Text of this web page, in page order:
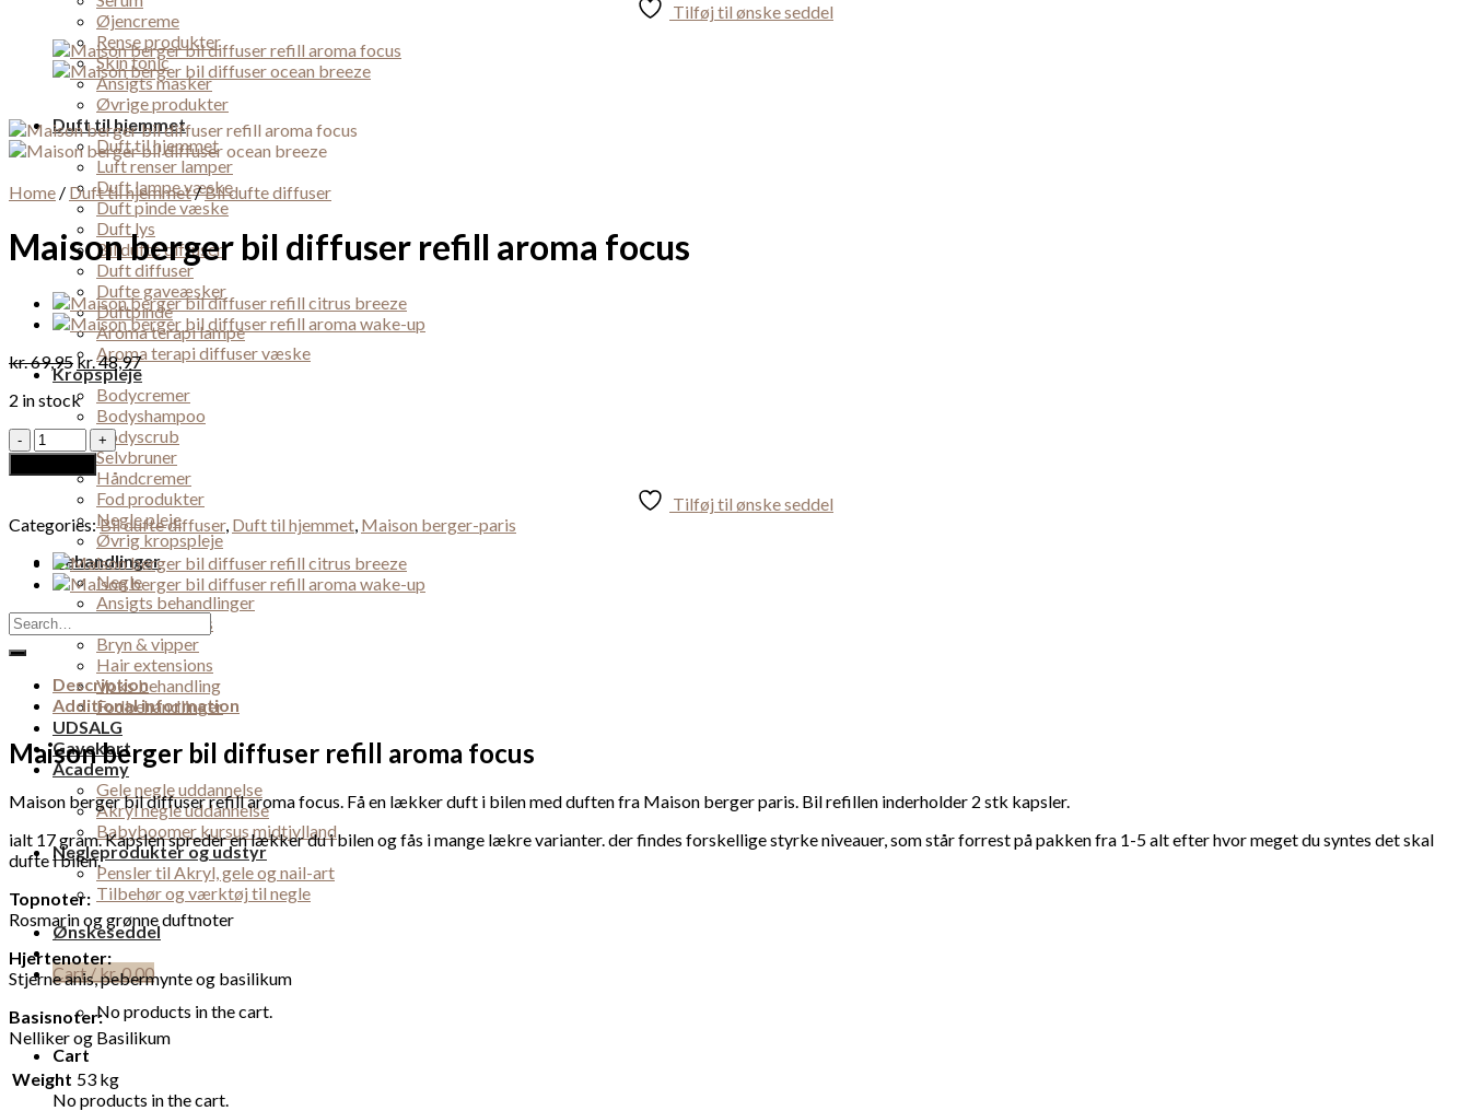
Øjencreme
Rense produkter
Skin tonic
Ansigts masker
Øvrige produkter
Duft til hjemmet
Duft til hjemmet
Luft renser lamper
Duft lampe væske
Duft pinde væske
Duft lys
Bil dufte diffuser
Duft diffuser
Dufte gaveæsker
Duftpinde
Aroma terapi lampe
Aroma terapi diffuser væske
Kropspleje
Bodycremer
Bodyshampoo
Bodyscrub
Selvbruner
Håndcremer
Fod produkter
Negle pleje
Øvrig kropspleje
Behandlinger
Negle
Ansigts behandlinger
Lash extensions
Bryn & vipper
Hair extensions
Voks behandling
Fodbehandlinger
UDSALG
Gavekort
Academy
Gele negle uddannelse
Akryl negle uddannelse
Babyboomer kursus midtjylland
Negleprodukter og udstyr
Pensler til Akryl, gele og nail-art
Tilbehør og værktøj til negle
Ønskeseddel
Cart / kr.0,00
No products in the cart.
Cart
No products in the cart.
Tilføj til ønske seddel
Home / Duft til hjemmet/Bil dufte diffuser
Maison berger bil diffuser refill aroma focus
kr.69,95kr.48,97
2 in stock
Maison
berger
bil
diffuser
refill
aroma
focus
quantity
Tilføj til ønske seddel
Categories:Bil dufte diffuser, Duft til hjemmet, Maison berger-paris
Search
for:
Description
Additional information
Maison berger bil diffuser refill aroma focus
Maison berger bil diffuser refill aroma focus. Få en lækker duft i bilen med duften fra Maison berger paris. Bil refillen inderholder 2 stk kapsler.
ialt 17 gram. Kapslen spreder en lækker du i bilen og fås i mange lækre varianter. der findes forskellige styrke niveauer, som står forrest på pakken fra 1-5 alt efter hvor meget du syntes det skal
dufte i bilen.
Topnoter:
Rosmarin og grønne duftnoter
Hjertenoter:
Stjerne anis, pebermynte og basilikum
Basisnoter:
Nelliker og Basilikum
Weight 53 kg